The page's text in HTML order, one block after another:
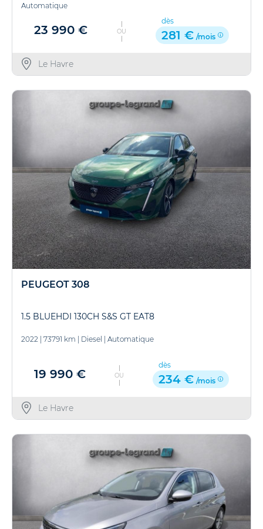
Automatique
23 990 € OU
dès
281 € /mois
Le Havre
PEUGEOT 308
1.5 BLUEHDI 130CH S&S GT EAT8
2022 73791 km Diesel Automatique
19 990 € OU
dès
234 € /mois
Le Havre